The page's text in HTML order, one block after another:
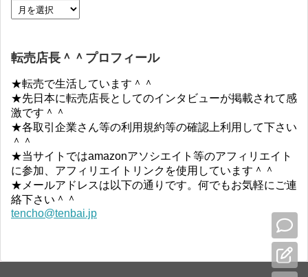
転売店長＾＾プロフィール
★転売で生活しています＾＾
★先日本に転売店長としてのインタビューが掲載されて感
激です＾＾
★各取引企業さん等の利用規約等の確認上利用して下さい
＾＾
★当サイトではamazonアソシエイト等のアフィリエイト
に参加、アフィリエイトリンクを使用しています＾＾
★メールアドレスは以下の通りです。何でもお気軽にご連
絡下さい＾＾
tencho@tenbai.jp